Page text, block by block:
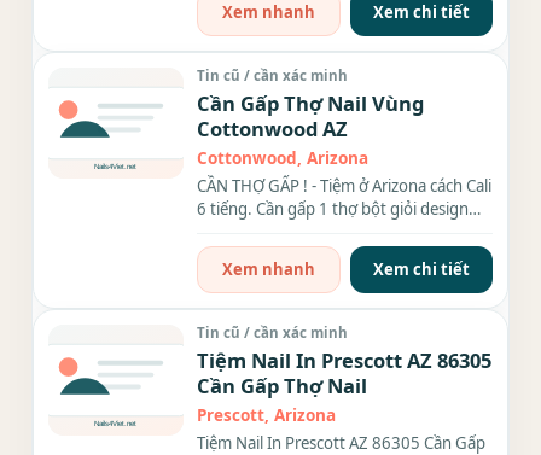
Xem nhanh
Xem chi tiết
Tin cũ / cần xác minh
Cần Gấp Thợ Nail Vùng
Cottonwood AZ
Cottonwood, Arizona
CẦN THỢ GẤP ! - Tiệm ở Arizona cách Cali
6 tiếng. Cần gấp 1 thợ bột giỏi design
Xem nhanh
Xem chi tiết
Tin cũ / cần xác minh
Tiệm Nail In Prescott AZ 86305
Cần Gấp Thợ Nail
Prescott, Arizona
Tiệm Nail In Prescott AZ 86305 Cần Gấp